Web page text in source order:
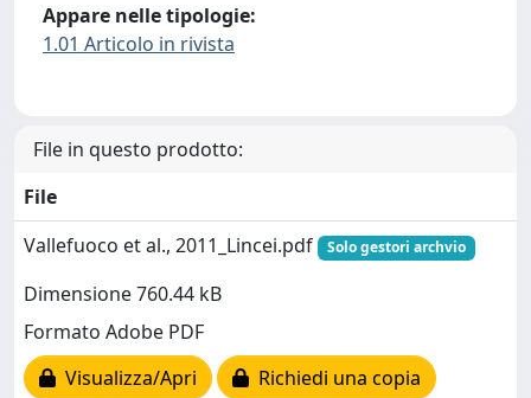
Appare nelle tipologie:
1.01 Articolo in rivista
File in questo prodotto:
File
Vallefuoco et al., 2011_Lincei.pdf
Solo gestori archvio
Dimensione 760.44 kB
Formato Adobe PDF
Visualizza/Apri
Richiedi una copia